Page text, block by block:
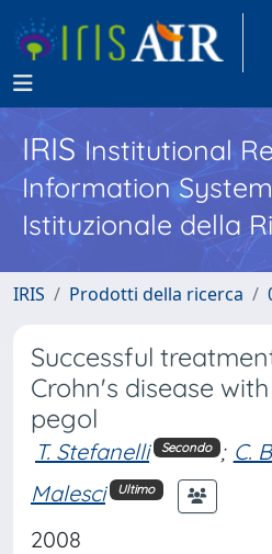
IRISInstitutional
Information System
Istituzionale della
IRIS Prodotti della ricerca
Successful
Crohn's disease
pegol
T. Stefanelli Secondo ; C.
Malesci
Ultimo
2008